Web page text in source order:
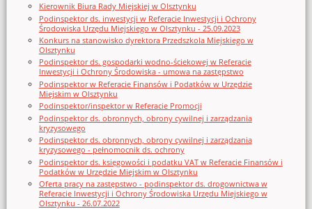
Kierownik Biura Rady Miejskiej w Olsztynku
Podinspektor ds. inwestycji w Referacie Inwestycji i Ochrony
Środowiska Urzędu Miejskiego w Olsztynku - 25.09.2023
Konkurs na stanowisko dyrektora Przedszkola Miejskiego w
Olsztynku
Podinspektor ds. gospodarki wodno-ściekowej w Referacie
Inwestycji i Ochrony Środowiska - umowa na zastępstwo
Podinspektor w Referacie Finansów i Podatków w Urzędzie
Miejskim w Olsztynku
Podinspektor/inspektor w Referacie Promocji
Podinspektor ds. obronnych, obrony cywilnej i zarządzania
kryzysowego
Podinspektor ds. obronnych, obrony cywilnej i zarządzania
kryzysowego - pełnomocnik ds. ochrony
Podinspektor ds. księgowości i podatku VAT w Referacie Finansów i
Podatków w Urzędzie Miejskim w Olsztynku
Oferta pracy na zastępstwo - podinspektor ds. drogownictwa w
Referacie Inwestycji i Ochrony Środowiska Urzędu Miejskiego w
Olsztynku - 26.07.2022